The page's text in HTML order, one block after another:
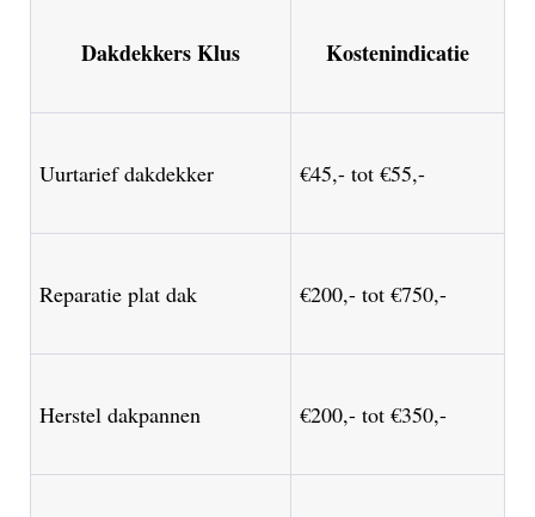
Dakdekkers Klus Kostenindicatie
Uurtarief dakdekker €45,- tot €55,-
Reparatie plat dak €200,- tot €750,-
Herstel dakpannen €200,- tot €350,-